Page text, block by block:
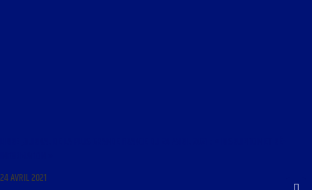
24 AVRIL 2021